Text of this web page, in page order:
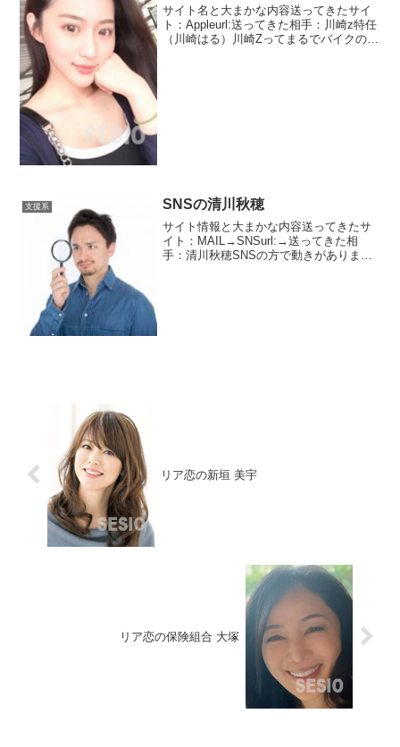
サイト名と大まかな内容送ってきたサイ
ト：Appleurl:送ってきた相手：川崎z特任
（川崎はる）川崎Zってまるでバイクの名
支援系 SNSの清川秋穂
サイト情報と大まかな内容送ってきたサ
イト：MAIL→SNSurl:→送ってきた相
手：清川秋穂SNSの方で動きがありまし
リア恋の新垣 美宇
リア恋の保険組合 大塚